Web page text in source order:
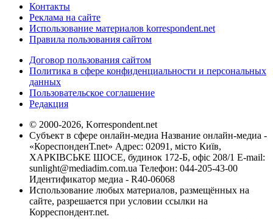
Контакты
Реклама на сайте
Использование материалов korrespondent.net
Правила пользования сайтом
Договор пользования сайтом
Политика в сфере конфиденциальности и персональных
данных
Пользовательское соглашение
Редакция
© 2000-2026, Korrespondent.net
Субъект в сфере онлайн-медиа Название онлайн-медиа -
«КореспонденТ.net» Адрес: 02091, місто Київ,
ХАРКІВСЬКЕ ШОСЕ, будинок 172-Б, офіс 208/1 E-mail:
sunlight@mediadim.com.ua Телефон: 044-205-43-00
Идентификатор медиа - R40-06068
Использование любых материалов, размещённых на
сайте, разрешается при условии ссылки на
Корреспондент.net.